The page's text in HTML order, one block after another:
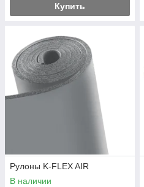
Купить
Рулоны K-FLEX AIR
В наличии